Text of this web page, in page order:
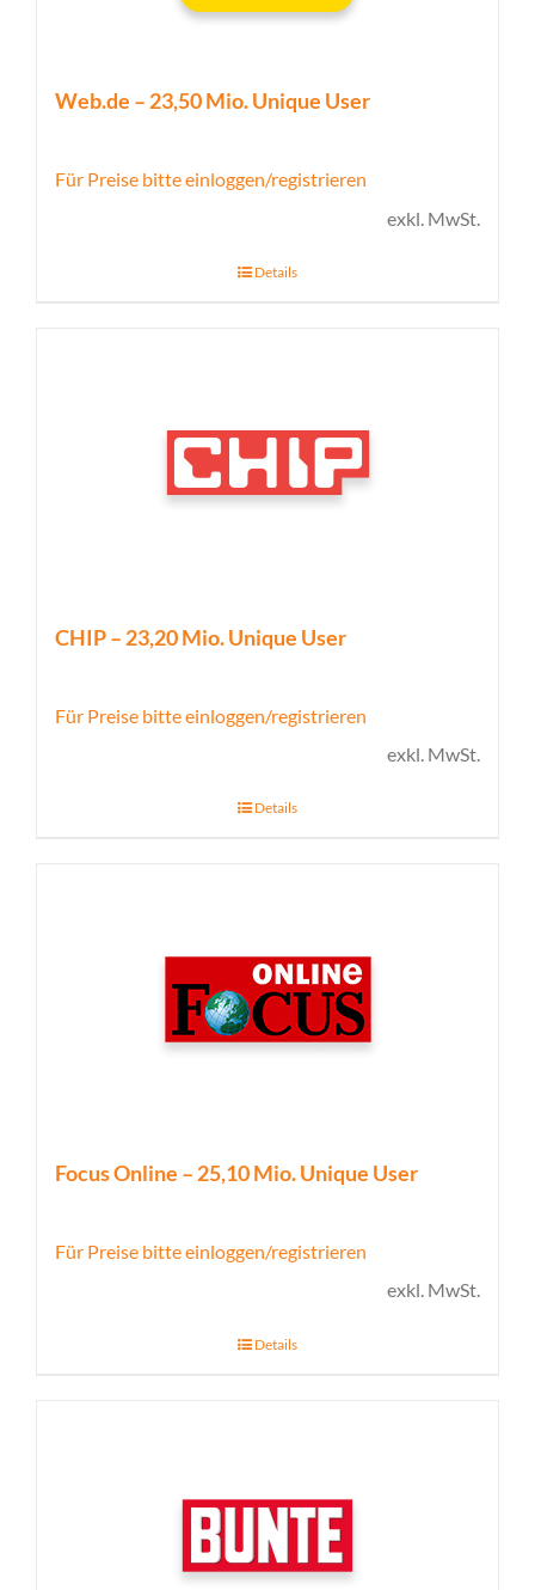
Web.de – 23,50 Mio. Unique User
Für Preise bitte einloggen/registrieren
exkl. MwSt.
Details
CHIP – 23,20 Mio. Unique User
Für Preise bitte einloggen/registrieren
exkl. MwSt.
Details
Focus Online – 25,10 Mio. Unique User
Für Preise bitte einloggen/registrieren
exkl. MwSt.
Details